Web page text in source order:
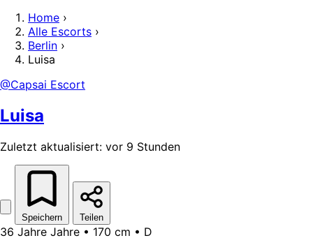
Home ›
Alle Escorts ›
Berlin ›
Luisa
@Capsai Escort
Luisa
Zuletzt aktualisiert: vor 9 Stunden
Speichern Teilen
36 Jahre Jahre • 170 cm • D